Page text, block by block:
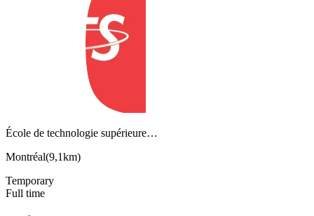
École de technologie supérieure…
Montréal(9,1km)
Temporary
Full time